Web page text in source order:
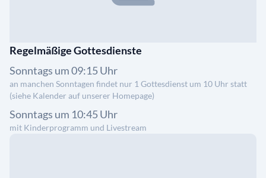
Regelmäßige Gottesdienste
Sonntags um 09:15 Uhr
an manchen Sonntagen findet nur 1 Gottesdienst um 10 Uhr statt
(siehe Kalender auf unserer Homepage)
Sonntags um 10:45 Uhr
mit Kinderprogramm und Livestream